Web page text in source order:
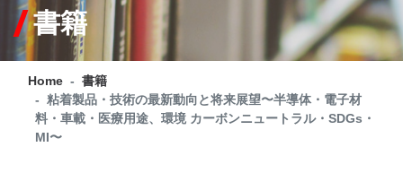
SERVICE
COMPANY
Q&A
SITE MAP
書籍
Home
書籍
粘着製品・技術の最新動向と将来展望〜半導体・電子材
料・車載・医療用途、環境 カーボンニュートラル・SDGs・
MI〜